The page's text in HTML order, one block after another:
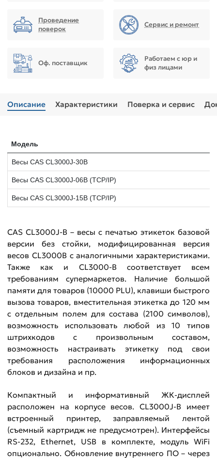
Проведение
поверок
Сервис и ремонт
Оф. поставщик
Работаем с юр и
физ лицами
Описание Характеристики Поверка и сервис
Модель
Весы CAS CL3000J-30B
Весы CAS CL3000J-06B (TCP/IP)
Весы CAS CL3000J-15B (TCP/IP)
CAS CL3000J-B – весы с печатью этикеток базовой
версии без стойки, модифицированная версия
весов CL3000B с аналогичными характеристиками.
Также как и CL3000-B соответствует всем
требованиям супермаркетов. Наличие большой
памяти для товаров (10000 PLU), клавиши быстрого
вызова товаров, вместительная этикетка до 120 мм
с отдельным полем для состава (2100 символов),
возможность использовать любой из 10 типов
штрихкодов с произвольным составом,
возможность настраивать этикетку под свои
требования расположения информационных
блоков и дизайна и пр.
Компактный и информативный ЖК-дисплей
расположен на корпусе весов. CL3000J-B имеет
встроенный принтер, заправляемый лентой
(съемный картридж не предусмотрен). Интерфейсы
RS-232, Ethernet, USB в комплекте, модуль WiFi
опционально. Обновление внутреннего ПО – через